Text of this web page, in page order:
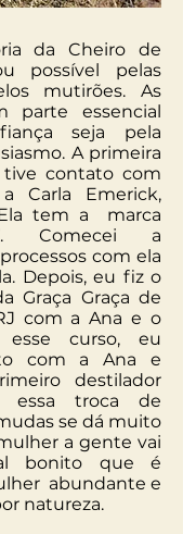
da Cheiro de
possível pelas
mutirões. As
parte essencial
seja pela
A primeira
contato com
Carla Emerick,
tem a marca
Comecei a
com ela
Depois, eu fiz o
Graça Graça de
com a Ana e o
curso, eu
com a Ana e
destilador
essa troca de
se dá muito
a gente vai
bonito que é
abundante e
natureza.